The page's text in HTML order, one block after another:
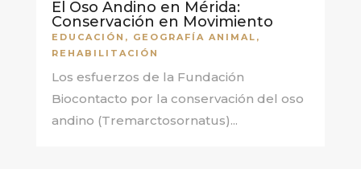
El Oso Andino en Mérida:
Conservación en Movimiento
EDUCACIÓN , GEOGRAFÍA ANIMAL ,
REHABILITACIÓN
Los esfuerzos de la Fundación
Biocontacto por la conservación del oso
andino (Tremarctosornatus)...